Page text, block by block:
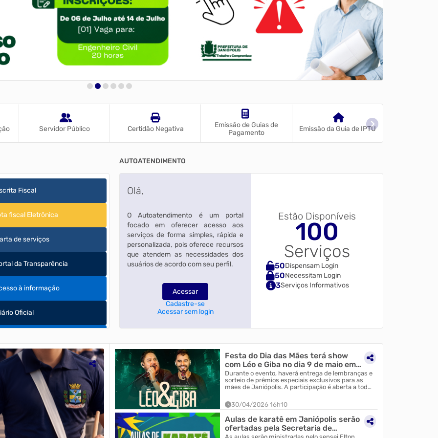
Servidor Público Certidão Negativa
Emissão de Guias de
Pagamento
Emissão da Guia de IPTU
Fiscal
fiscal Eletrônica
de serviços
da Transparência
à informação
Oficial
Fiscal/NF Eletrônica
AUTOATENDIMENTO
Olá,
O Autoatendimento é um portal
focado em oferecer acesso aos
serviços de forma simples, rápida e
personalizada, pois oferece recursos
que atendem as necessidades dos
usuários de acordo com seu perfil.
Acessar
Cadastre-se
Acessar sem login
Estão Disponíveis
100
Serviços
50Dispensam Login
50Necessitam Login
3Serviços Informativos
Festa do Dia das Mães terá show
com Léo e Giba no dia 9 de maio em
Janiópolis
Durante o evento, haverá entrega de lembranças e
sorteio de prêmios especiais exclusivos para as
mães de Janiópolis. A participação é aberta a toda
destinados apenas às mães do município.
30/04/2026 16h10
Aulas de karatê em Janiópolis serão
ofertadas pela Secretaria de